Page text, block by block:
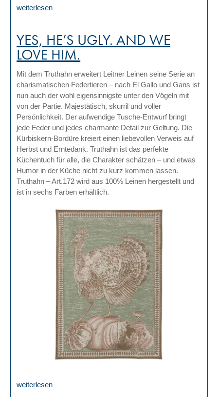
weiterlesen
YES, HE’S UGLY. AND WE
LOVE HIM.
Mit dem Truthahn erweitert Leitner Leinen seine Serie an
charismatischen Federtieren – nach El Gallo und Gans ist
nun auch der wohl eigensinnigste unter den Vögeln mit
von der Partie. Majestätisch, skurril und voller
Persönlichkeit. Der aufwendige Tusche-Entwurf bringt
jede Feder und jedes charmante Detail zur Geltung. Die
Kürbiskern-Bordüre kreiert einen liebevollen Verweis auf
Herbst und Erntedank. Truthahn ist das perfekte
Küchentuch für alle, die Charakter schätzen – und etwas
Humor in der Küche nicht zu kurz kommen lassen.
Truthahn – Art.172 wird aus 100% Leinen hergestellt und
ist in sechs Farben erhältlich.
weiterlesen